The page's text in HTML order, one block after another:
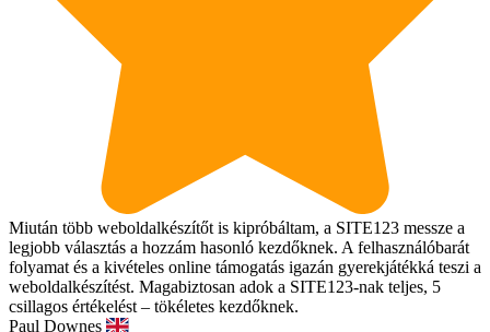
Miután több weboldalkészítőt is kipróbáltam, a SITE123 messze a
legjobb választás a hozzám hasonló kezdőknek. A felhasználóbarát
folyamat és a kivételes online támogatás igazán gyerekjátékká teszi a
weboldalkészítést. Magabiztosan adok a SITE123-nak teljes, 5
csillagos értékelést – tökéletes kezdőknek.
Paul Downes